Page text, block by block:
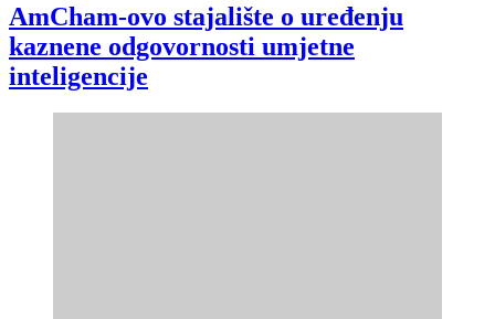
AmCham-ovo stajalište o uređenju
kaznene odgovornosti umjetne
inteligencije